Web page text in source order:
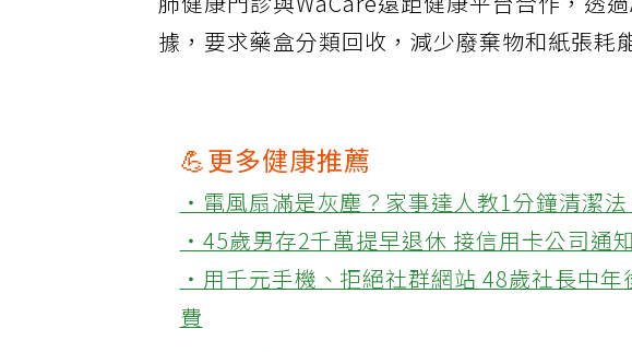
肺健康門診與WaCare遠距健康平台合作，透
據，要求藥盒分類回收，減少廢棄物和紙張耗
💪更多健康推薦
‧電風扇滿是灰塵？家事達人教1分鐘清潔
‧45歲男存2千萬提早退休 接信用卡公司通
‧用千元手機、拒絕社群網站 48歲社長中
費